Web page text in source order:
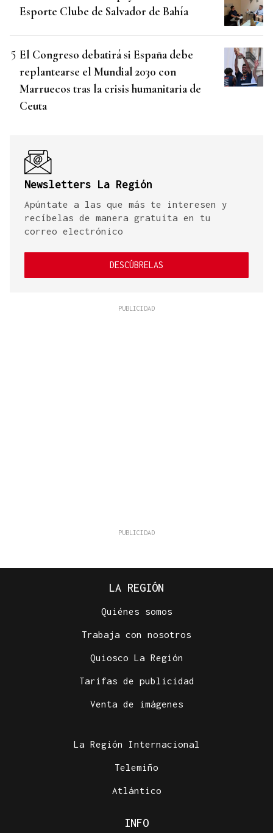
Esporte Clube de Salvador de Bahía
El Congreso debatirá si España debe
replantearse el Mundial 2030 con
Marruecos tras la crisis humanitaria de
Ceuta
Newsletters La Región
Apúntate a las que más te interesen y
recíbelas de manera gratuita en tu
correo electrónico
DESCÚBRELAS
LA REGIÓN
Quiénes somos
Trabaja con nosotros
Quiosco La Región
Tarifas de publicidad
Venta de imágenes
La Región Internacional
Telemiño
Atlántico
INFO